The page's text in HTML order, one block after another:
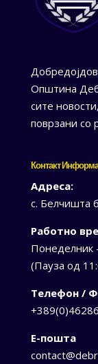
Општина
сите
поврзани со
Контакт
Адреса:
с. Белчишта
Работно
Понеделник
(Пауза од
Телефон /
Е-пошта